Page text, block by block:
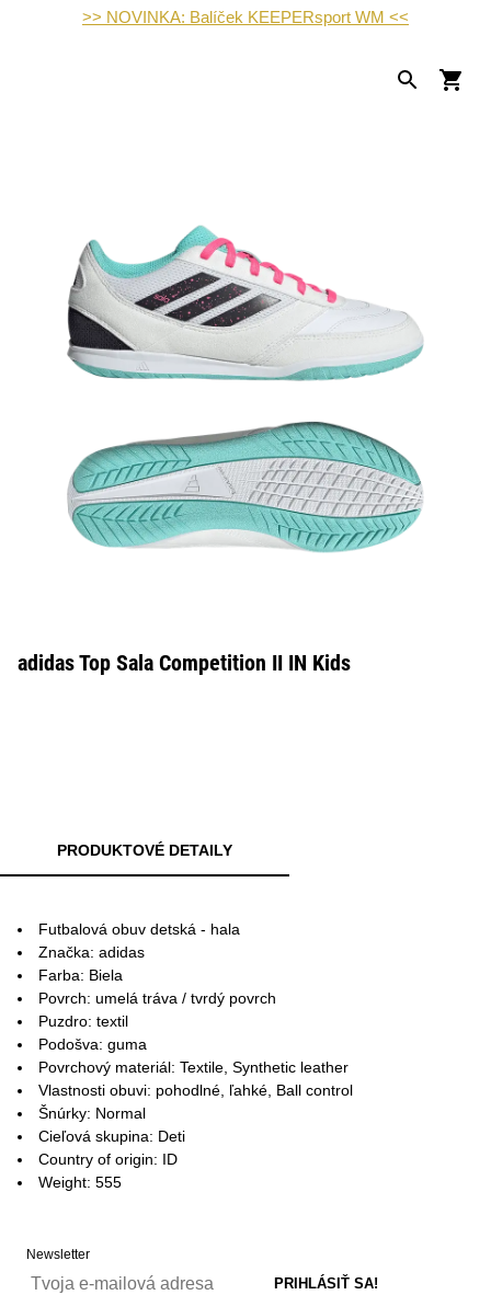
>> NOVINKA: Balíček KEEPERsport WM <<
adidas Top Sala Competition II IN Kids
PRODUKTOVÉ DETAILY
Futbalová obuv detská - hala
Značka: adidas
Farba: Biela
Povrch: umelá tráva / tvrdý povrch
Puzdro: textil
Podošva: guma
Povrchový materiál: Textile, Synthetic leather
Vlastnosti obuvi: pohodlné, ľahké, Ball control
Šnúrky: Normal
Cieľová skupina: Deti
Country of origin: ID
Weight: 555
Newsletter